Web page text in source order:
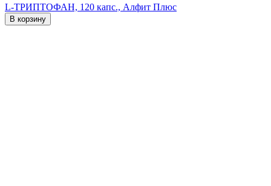
L-ТРИПТОФАН, 120 капс., Алфит Плюс
В корзину